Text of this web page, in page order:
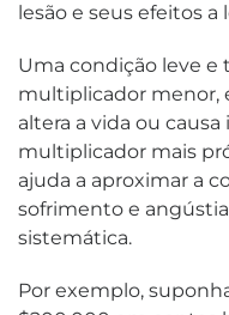
lesão e seus efeitos a
Uma condição leve
multiplicador menor,
altera a vida ou
multiplicador mais
ajuda a aproximar a
sofrimento e
sistemática.
Por exemplo,